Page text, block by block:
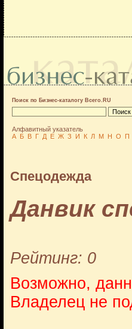
Поиск по Бизнес-каталогу Всего.RU
Алфавитный указатель
А Б В Г Д Е Ж З И К Л М Н О П
Спецодежда
Данвик
Рейтинг: 0
Возможно,
Владелец не